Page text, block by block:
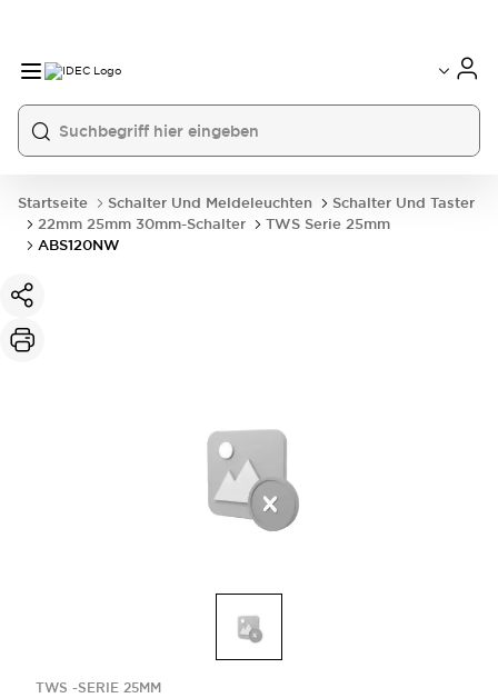
Startseite Schalter Und Meldeleuchten
Schalter Und Taster
22mm 25mm 30mm-Schalter
TWS Serie 25mm
ABS120NW
TWS -SERIE 25MM